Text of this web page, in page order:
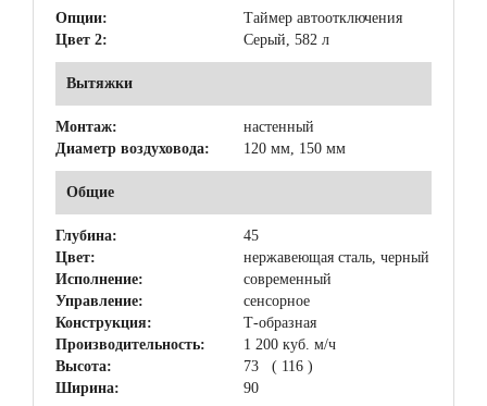
Опции:
Таймер автоотключения
Цвет 2:
Серый, 582 л
Вытяжки
Монтаж:
настенный
Диаметр воздуховода:
120 мм, 150 мм
Общие
Глубина:
45
Цвет:
нержавеющая сталь, черный
Исполнение:
современный
Управление:
сенсорное
Конструкция:
Т-образная
Производительность:
1 200 куб. м/ч
Высота:
73 ( 116 )
Ширина:
90